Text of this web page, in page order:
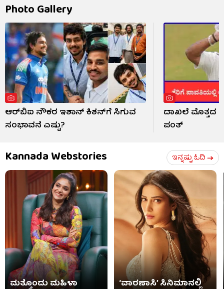
Photo Gallery
ಆರ್​ಬಿಐ ನೌಕರ ಇಶಾನ್ ಕಿಶನ್​ಗೆ ಸಿಗುವ
ಸಂಭಾವನೆ ಎಷ್ಟು?
ದಾಖಲೆ ಮೊತ್ತದ
ಪಂತ್
Kannada Webstories ಇನ್ನಷ್ಟು ಓದಿ
ಮತ್ತೊಂದು ಮಹಿಳಾ
‘ವಾರಣಾಸಿ’ ಸಿನಿಮಾನಲ್ಲಿ